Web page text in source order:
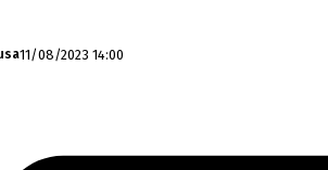
11/08/2023 14:00